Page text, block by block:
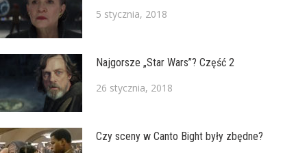
5 stycznia, 2018
Najgorsze „Star Wars”? Część 2
26 stycznia, 2018
Czy sceny w Canto Bight były zbędne?